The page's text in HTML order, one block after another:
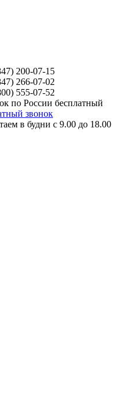
200-07-15
266-07-02
555-07-52
по России бесплатный
звонок
в будни с 9.00 до 18.00